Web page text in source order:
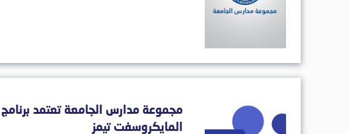
مجموعة مدارس الجامعة تعتمد برنامج
المايكروسفت تيمز